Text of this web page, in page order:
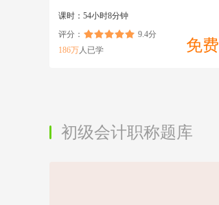
课时：54小时8分钟
免费
评分：
9.4分
186万人已学
初级会计职称题库